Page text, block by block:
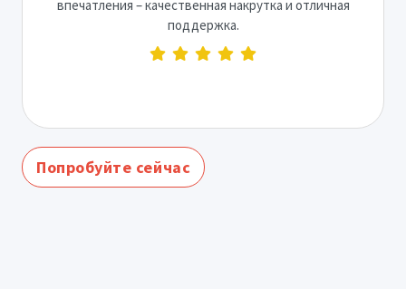
впечатления – качественная накрутка и отличная
поддержка.
Попробуйте сейчас